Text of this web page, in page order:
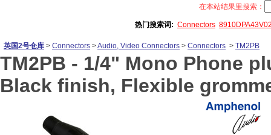
在本站结果里搜索：
热门搜索词: Connectors
英国2号仓库 > Connectors >Audio, Video Connectors > Connectors > TM2PB
TM2PB - 1/4" Mono Phone
Black finish, Flexible